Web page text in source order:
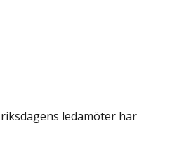
ledamöter har